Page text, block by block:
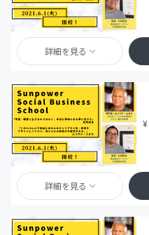
詳細を見る
¥
詳細を見る